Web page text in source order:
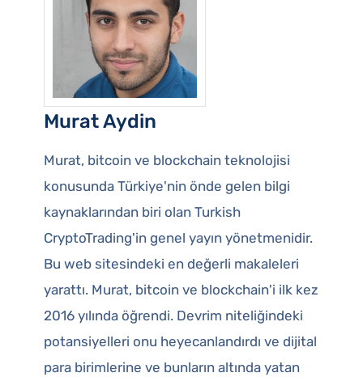
Murat Aydin
Murat, bitcoin ve blockchain teknolojisi
konusunda Türkiye'nin önde gelen bilgi
kaynaklarından biri olan Turkish
CryptoTrading'in genel yayın yönetmenidir.
Bu web sitesindeki en değerli makaleleri
yarattı. Murat, bitcoin ve blockchain'i ilk kez
2016 yılında öğrendi. Devrim niteliğindeki
potansiyelleri onu heyecanlandırdı ve dijital
para birimlerine ve bunların altında yatan